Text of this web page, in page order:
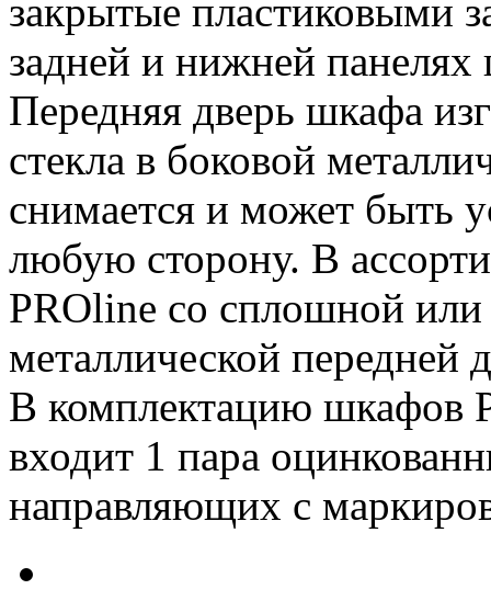
закрытые пластиковыми
задней и нижней
Передняя дверь шкафа
стекла в боковой
снимается и может быть
любую сторону. В
PROline со сплошной
металлической передней
В комплектацию шкафов
входит 1 пара
направляющих с